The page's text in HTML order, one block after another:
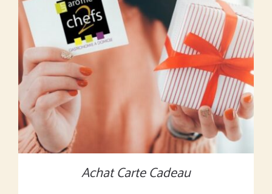
MONTANT À DÉFINIR DÉTAILS
Achat Carte Cadeau